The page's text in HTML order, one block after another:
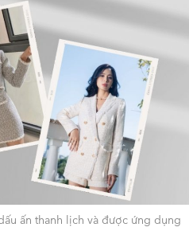
ấn thanh lịch và được ứng dụng